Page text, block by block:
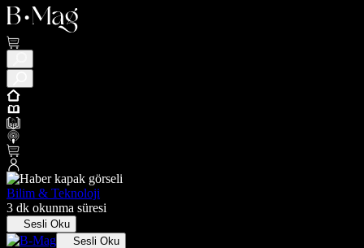
Bilim & Teknoloji
3 dk okunma süresi
Sesli Oku
Sesli Oku